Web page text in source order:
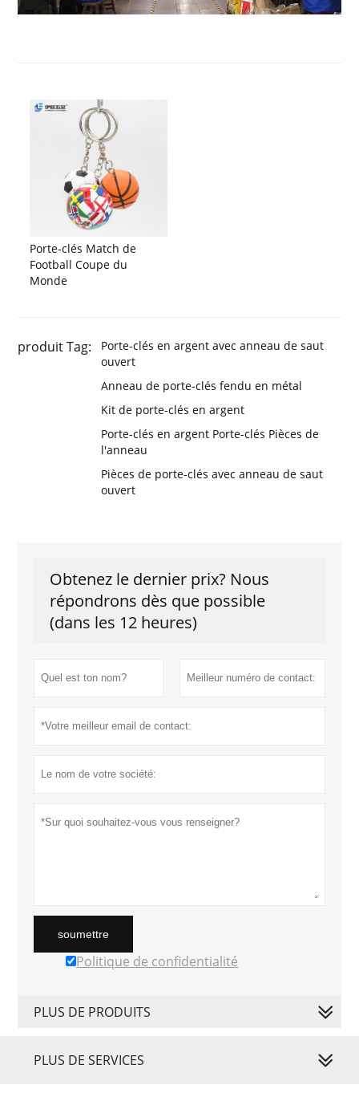
Porte-clés Match de
Football Coupe du
Monde
produit Tag:
Porte-clés en argent avec anneau de saut
ouvert
Anneau de porte-clés fendu en métal
Kit de porte-clés en argent
Porte-clés en argent Porte-clés Pièces de
l'anneau
Pièces de porte-clés avec anneau de saut
ouvert
Obtenez le dernier prix? Nous
répondrons dès que possible
(dans les 12 heures)
soumettre
Politique de confidentialité
PLUS DE PRODUITS
PLUS DE SERVICES